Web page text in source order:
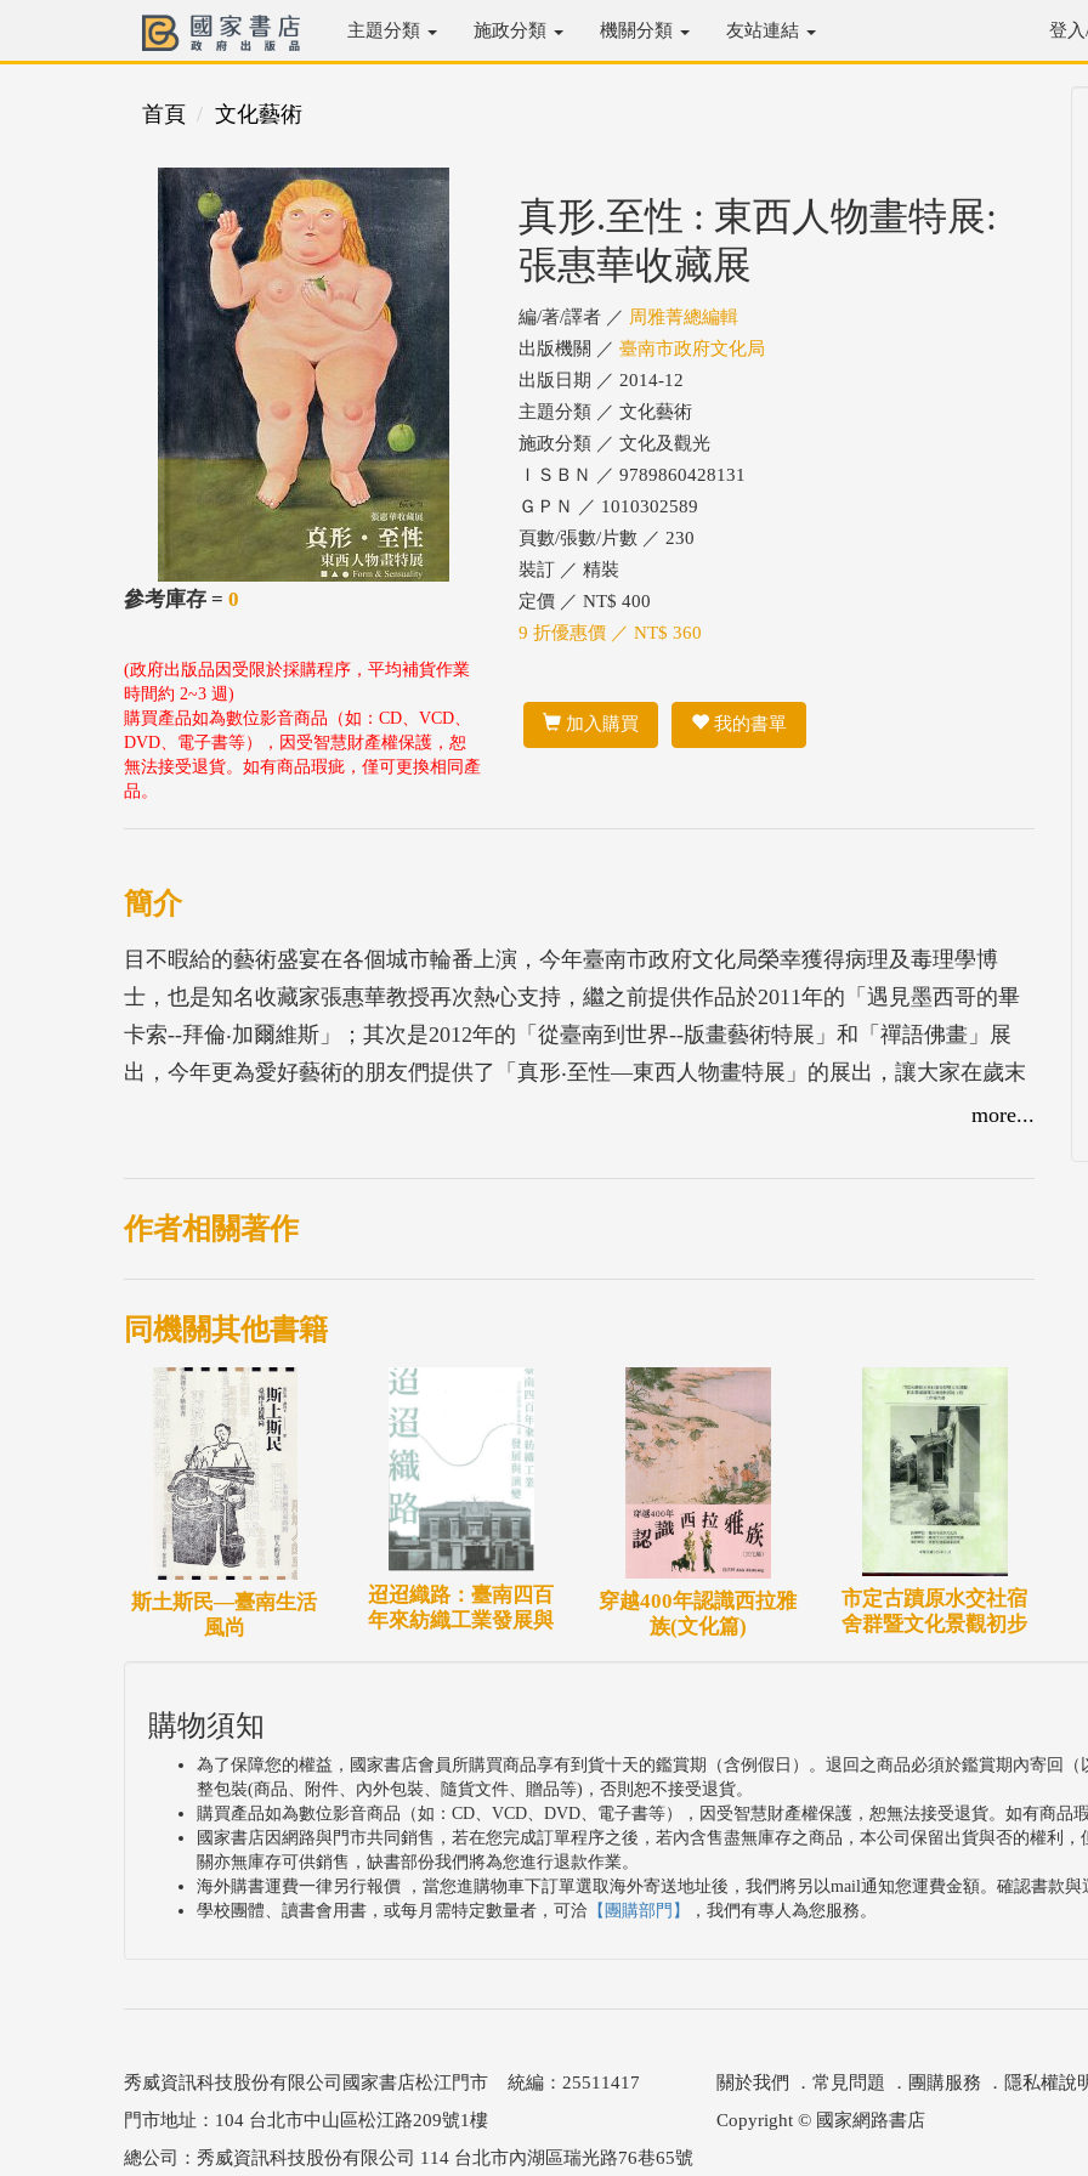
主題分類 施政分類 機關分類 友站連結 登
首頁 文化藝術
參考庫存 = 0
(政府出版品因受限於採購程序，平均補貨作業
時間約 2~3 週)
購買產品如為數位影音商品（如：CD、VCD、
DVD、電子書等），因受智慧財產權保護，恕
無法接受退貨。如有商品瑕疵，僅可更換相同產
品。
真形.至性 : 東西人物畫特展:
張惠華收藏展
編/著/譯者 ／ 周雅菁總編輯
出版機關 ／ 臺南市政府文化局
出版日期 ／ 2014-12
主題分類 ／ 文化藝術
施政分類 ／ 文化及觀光
ＩＳＢＮ ／ 9789860428131
ＧＰＮ ／ 1010302589
頁數/張數/片數 ／ 230
裝訂 ／ 精裝
定價 ／ NT$ 400
9 折優惠價 ／ NT$ 360
加入購買 我的書單
簡介
目不暇給的藝術盛宴在各個城市輪番上演，今年臺南市政府文化局榮幸獲得病理及毒理學博
士，也是知名收藏家張惠華教授再次熱心支持，繼之前提供作品於2011年的「遇見墨西哥的畢
卡索--拜倫‧加爾維斯」；其次是2012年的「從臺南到世界--版畫藝術特展」和「禪語佛畫」展
出，今年更為愛好藝術的朋友們提供了「真形‧至性—東西人物畫特展」的展出，讓大家在歲末
more...
作者相關著作
同機關其他書籍
斯土斯民—臺南生活
風尚
迢迢織路：臺南四百
年來紡織工業發展與
穿越400年認識西拉雅
族(文化篇)
市定古蹟原水交社宿
舍群暨文化景觀初步
購物須知
為了保障您的權益，國家書店會員所購買商品享有到貨十天的鑑賞期（含例假日）。退回之商品必須於鑑賞期內寄回
整包裝(商品、附件、內外包裝、隨貨文件、贈品等)，否則恕不接受退貨。
購買產品如為數位影音商品（如：CD、VCD、DVD、電子書等），因受智慧財產權保護，恕無法接受退貨。如有商品
國家書店因網路與門市共同銷售，若在您完成訂單程序之後，若內含售盡無庫存之商品，本公司保留出貨與否的權利
關亦無庫存可供銷售，缺書部份我們將為您進行退款作業。
海外購書運費一律另行報價 ，當您進購物車下訂單選取海外寄送地址後，我們將另以mail通知您運費金額。確認書款
學校團體、讀書會用書，或每月需特定數量者，可洽 【團購部門】 ，我們有專人為您服務。
秀威資訊科技股份有限公司國家書店松江門市 統編：25511417
門市地址：104 台北市中山區松江路209號1樓
關於我們 ． 常見問題 ． 團購服務 ． 隱私權說
Copyright © 國家網路書店
總公司：秀威資訊科技股份有限公司 114 台北市內湖區瑞光路76巷65號